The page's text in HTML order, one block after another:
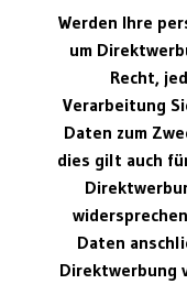
Werden Ihre
um
Recht,
Verarbeitung
Daten zum
dies gilt auch
Daten
Direktwerbung